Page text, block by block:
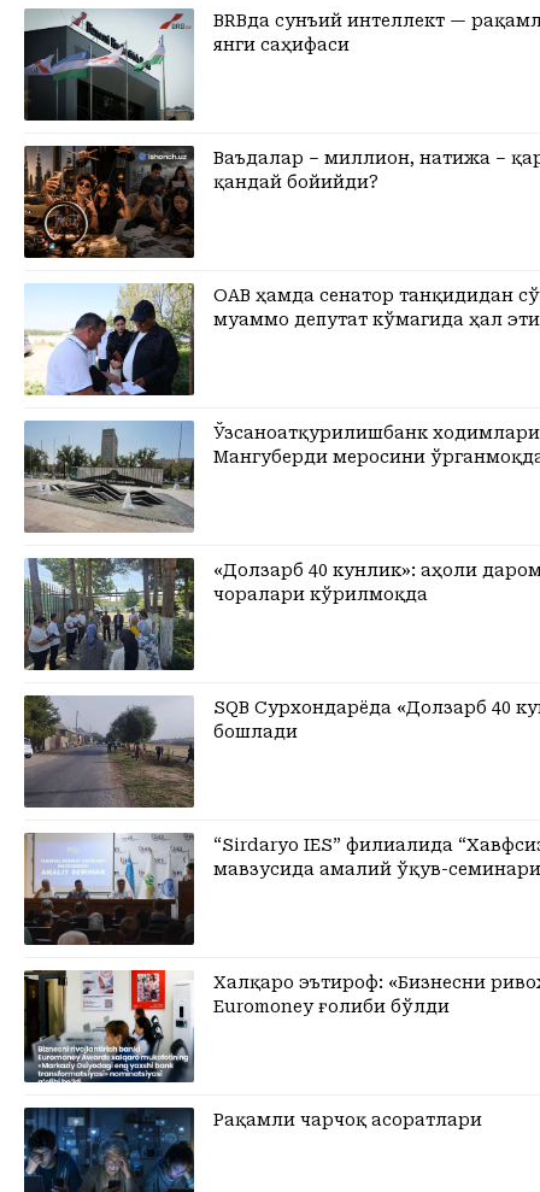
BRBда сунъий интеллект —
янги саҳифаси
Ваъдалар – миллион, натижа –
қандай бойийди?
ОАВ ҳамда сенатор танқидидан
муаммо депутат кўмагида ҳал
Ўзсаноатқурилишбанк
Мангуберди меросини
«Долзарб 40 кунлик»: аҳоли
чоралари кўрилмоқда
SQB Сурхондарёда «Долзарб 40
бошлади
“Sirdaryo IES” филиалида
мавзусида амалий ўқув-
Халқаро эътироф: «Бизнесни
Euromoney ғолиби бўлди
Рақамли чарчоқ асоратлари